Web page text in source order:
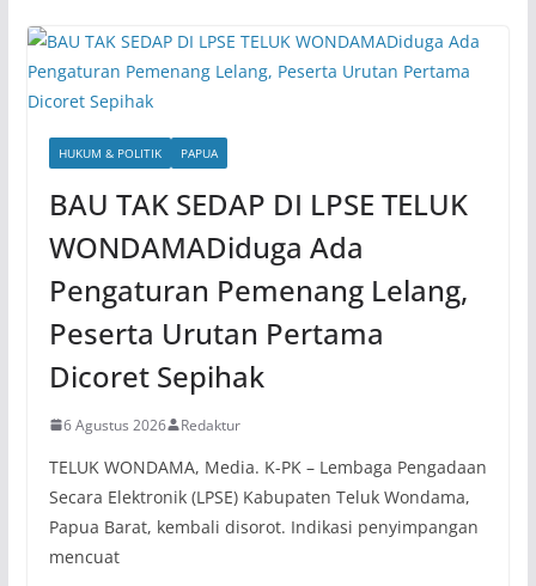
HUKUM & POLITIK PAPUA
BAU TAK SEDAP DI LPSE TELUK
WONDAMADiduga Ada
Pengaturan Pemenang Lelang,
Peserta Urutan Pertama
Dicoret Sepihak
6 Agustus 2026 Redaktur
TELUK WONDAMA, Media. K-PK – Lembaga Pengadaan
Secara Elektronik (LPSE) Kabupaten Teluk Wondama,
Papua Barat, kembali disorot. Indikasi penyimpangan
mencuat